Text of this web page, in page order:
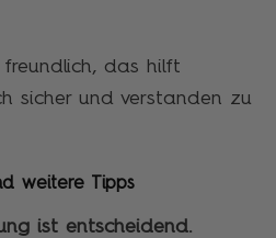
das hilft
sicher und verstanden zu
weitere Tipps
ist entscheidend.